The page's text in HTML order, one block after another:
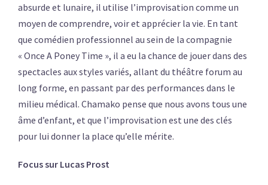
absurde et lunaire, il utilise l’improvisation comme un
moyen de comprendre, voir et apprécier la vie. En tant
que comédien professionnel au sein de la compagnie
« Once A Poney Time », il a eu la chance de jouer dans des
spectacles aux styles variés, allant du théâtre forum au
long forme, en passant par des performances dans le
milieu médical. Chamako pense que nous avons tous une
âme d’enfant, et que l’improvisation est une des clés
pour lui donner la place qu’elle mérite.
Focus sur Lucas Prost